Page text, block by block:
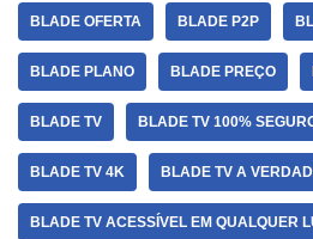
BLADE OFERTA BLADE P2P
BLADE PLANO BLADE PREÇO
BLADE TV BLADE TV 100%
BLADE TV 4K BLADE TV A
BLADE TV ACESSÍVEL EM QUALQUER